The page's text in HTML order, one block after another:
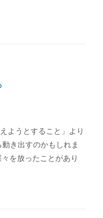
ようとすること」より
き出すのかもしれま
を放ったことがあり